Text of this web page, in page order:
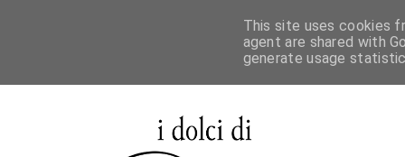
This site uses cookies
agent are shared with
generate usage